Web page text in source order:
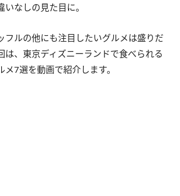
なしの見た目に。
フルの他にも注目したいグルメは盛りだ
は、東京ディズニーランドで食べられる
7選を動画で紹介します。